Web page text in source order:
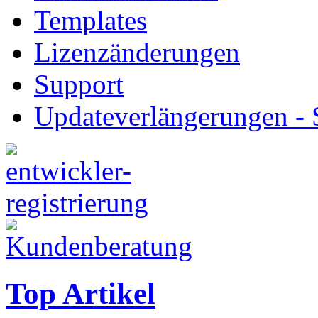
Templates
Lizenzänderungen
Support
Updateverlängerungen -
Top Artikel